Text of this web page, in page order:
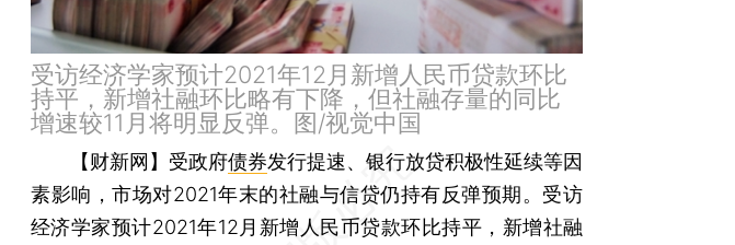
受访经济学家预计2021年12月新增人民币贷款环比
持平，新增社融环比略有下降，但社融存量的同比
增速较11月将明显反弹。图/视觉中国
【财新网】 受政府债券发行提速、银行放贷积极性延续等因
素影响，市场对2021年末的社融与信贷仍持有反弹预期。受访
经济学家预计2021年12月新增人民币贷款环比持平，新增社融